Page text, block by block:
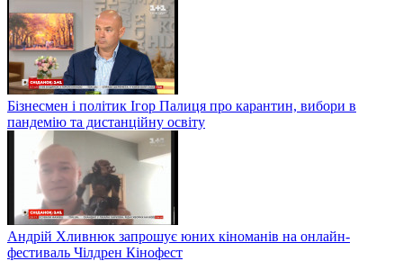
Бізнесмен і політик Ігор Палиця про карантин, вибори в
пандемію та дистанційну освіту
Андрій Хливнюк запрошує юних кіноманів на онлайн-
фестиваль Чілдрен Кінофест